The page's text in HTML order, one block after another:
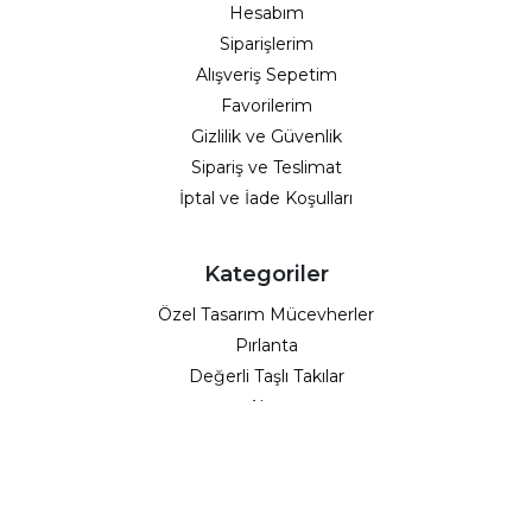
Hesabım
Siparişlerim
Alışveriş Sepetim
Favorilerim
Gizlilik ve Güvenlik
Sipariş ve Teslimat
İptal ve İade Koşulları
Kategoriler
Özel Tasarım Mücevherler
Pırlanta
Değerli Taşlı Takılar
Altın